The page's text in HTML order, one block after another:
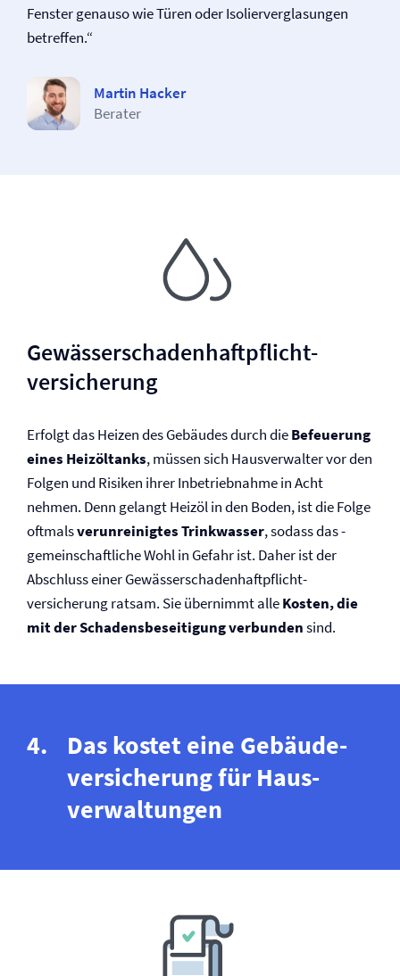
Fenster genauso wie Türen oder Isolierverglasungen
betreffen.“
Martin Hacker
Berater
Gewässerschaden­haftpflicht­
versicherung
Erfolgt das Heizen des Gebäudes durch dieBefeuerung
eines Heizöltanks, müssen sich Hausverwalter vor den
Folgen und Risiken ihrer Inbetriebnahme in Acht
nehmen. Denn gelangt Heizöl in den Boden, ist die Folge
oftmalsverunreinigtes Trinkwasser, sodass das ­
gemeinschaftliche Wohl in Gefahr ist. Daher ist der
Abschluss einer Gewässerschaden­haftpflicht­
versicherung ratsam. Sie übernimmt alleKosten, die
mit der Schadensbeseitigung verbundensind.
Das kostet eine Gebäude­
versicherung für Haus­
verwaltungen